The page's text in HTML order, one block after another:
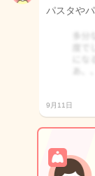
パスタや
9月11日